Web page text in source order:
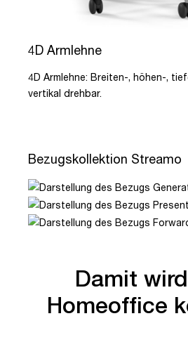
4D Armlehne
4D Armlehne: Breiten-, höhen-,
vertikal drehbar.
Bezugskollektion Streamo
Damit
Homeoffice